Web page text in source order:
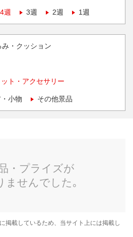
4週 3週 2週 1週
み・クッション
ト・アクセサリー
小物 その他景品